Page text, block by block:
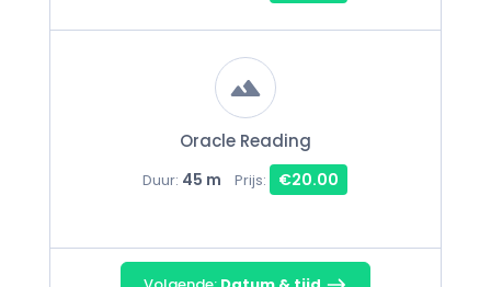
Oracle Reading
Duur: 45 m Prijs: €20.00